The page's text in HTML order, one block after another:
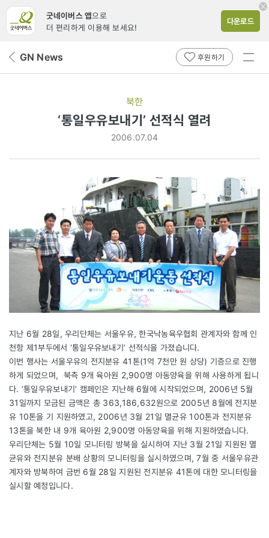
굿네이버스 앱으로
더 편리하게 이용해 보세요!
다운로드
뒤 GN News 후원하기
전체
북한
‘통일우유보내기’ 선적식 열려
2006.07.04
지난 6월 28일, 우리단체는 서울우유, 한국낙농육우협회 관계자와 함께 인
천항 제1부두에서 ‘통일우유보내기’ 선적식을 가졌습니다.
이번 행사는 서울우유의 전지분유 41톤(1억 7천만 원 상당) 기증으로 진행
하게 되었으며, 북측 9개 육아원 2,900명 아동양육을 위해 사용하게 됩니
다. ‘통일우유보내기’ 캠페인은 지난해 6월에 시작되었으며, 2006년 5월
31일까지 모금된 금액은 총 363,186,632원으로 2005년 8월에 전지분
유 10톤을 기 지원하였고, 2006년 3월 21일 멸균유 100톤과 전지분유
13톤을 북한 내 9개 육아원 2,900명 아동양육을 위해 지원하였습니다.
우리단체는 5월 10일 모니터링 방북을 실시하여 지난 3월 21일 지원된 멸
균유와 전지분유 분배 상황의 모니터링을 실시하였으며, 7월 중 서울우유관
계자와 방북하여 금번 6월 28일 지원된 전지분유 41톤에 대한 모니터링을
실시할 예정입니다.